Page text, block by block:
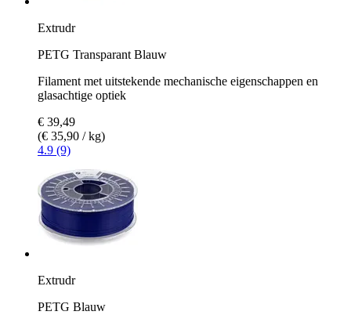
Extrudr
PETG Transparant Blauw
Filament met uitstekende mechanische eigenschappen en
glasachtige optiek
€ 39,49
(€ 35,90 / kg)
4.9 (9)
Extrudr
PETG Blauw